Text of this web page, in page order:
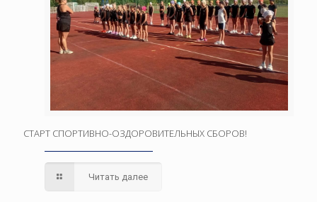
СТАРТ СПОРТИВНО-ОЗДОРОВИТЕЛЬНЫХ СБОРОВ!
Читать далее